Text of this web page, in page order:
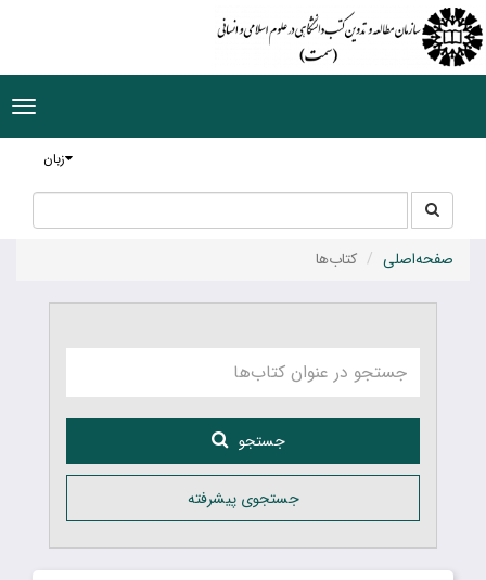
زبان
جستجو
در
سایت
صفحه‌اصلی کتاب‌ها
جستجو
جستجوی پیشرفته